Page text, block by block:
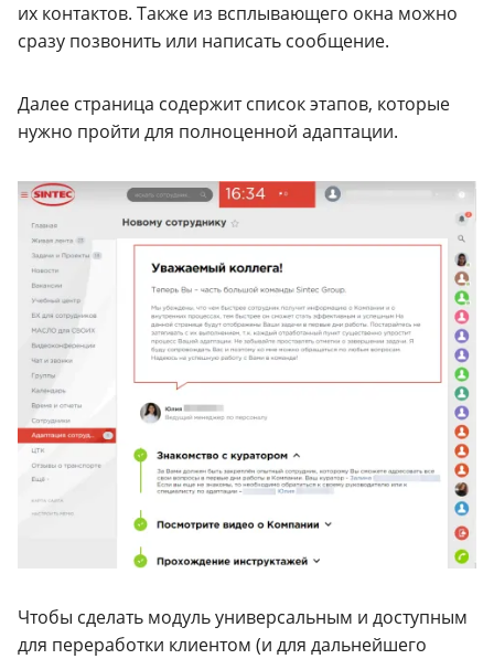
их контактов. Также из всплывающего окна можно
сразу позвонить или написать сообщение.
Далее страница содержит список этапов, которые
нужно пройти для полноценной адаптации.
Чтобы сделать модуль универсальным и доступным
для переработки клиентом (и для дальнейшего